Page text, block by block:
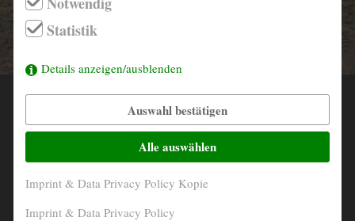
YEAR 1964
88.623 Km original
Statistik
Details anzeigen/ausblenden
Auswahl bestätigen
Alle auswählen
Imprint & Data Privacy Policy Kopie
Imprint & Data Privacy Policy